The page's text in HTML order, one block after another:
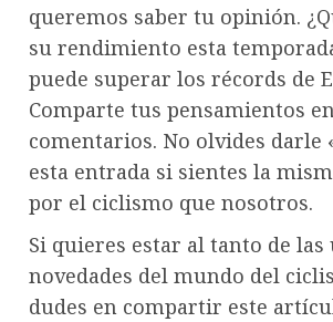
queremos saber tu opinión.
su rendimiento esta
puede superar los récords de
Comparte tus pensamientos
comentarios. No olvides darle
esta entrada si sientes la
por el ciclismo que nosotros.
Si quieres estar al tanto de
novedades del mundo del
dudes en compartir este